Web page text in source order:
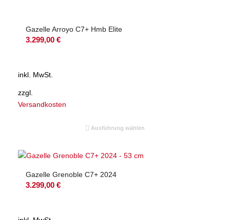
Gazelle Arroyo C7+ Hmb Elite
3.299,00 €
inkl. MwSt.
zzgl.
Versandkosten
Ausführung wählen
Gazelle Grenoble C7+ 2024
3.299,00 €